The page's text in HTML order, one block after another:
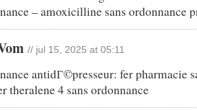
– amoxicilline sans ordonnance
// jul 15, 2025 at 05:11
antidГ©presseur: fer pharmacie
theralene 4 sans ordonnance